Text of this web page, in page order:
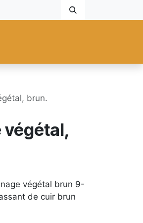
brun.
végétal,
végétal brun 9-
de cuir brun